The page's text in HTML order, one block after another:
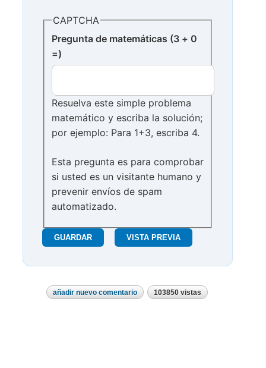
CAPTCHA
Pregunta de matemáticas (3 + 0
=)
Resuelva este simple problema
matemático y escriba la solución;
por ejemplo: Para 1+3, escriba 4.
Esta pregunta es para comprobar
si usted es un visitante humano y
prevenir envíos de spam
automatizado.
añadir nuevo comentario 103850 vistas